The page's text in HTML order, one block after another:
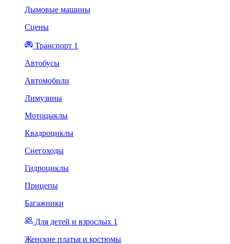
Дымовые машины
Сцены
Транспорт 1
Автобусы
Автомобили
Лимузины
Мотоцыклы
Квадроциклы
Снегоходы
Гидроциклы
Прицепы
Багажники
Для детей и взрослых 1
Женские платья и костюмы